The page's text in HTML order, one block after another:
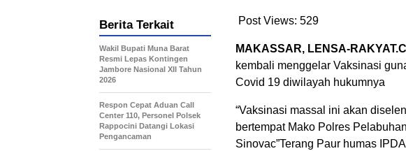
Post Views: 529
MAKASSAR, LENSA-
kembali menggelar Vaksinasi
Covid 19 diwilayah hukumnya
“Vaksinasi massal ini akan
bertempat Mako Polres
Sinovac”Terang Paur humas
Berita Terkait
Wakil Bupati Muna Barat
Resmi Lepas Kontingen
Jambore Nasional XII Tahun
2026
Respon Cepat Aduan Call
Center 110, Personel Polsek
Rappocini Datangi Lokasi
Pengancaman